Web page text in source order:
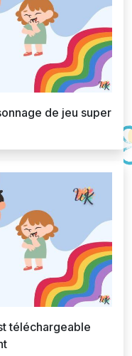
de jeu super
téléchargeable